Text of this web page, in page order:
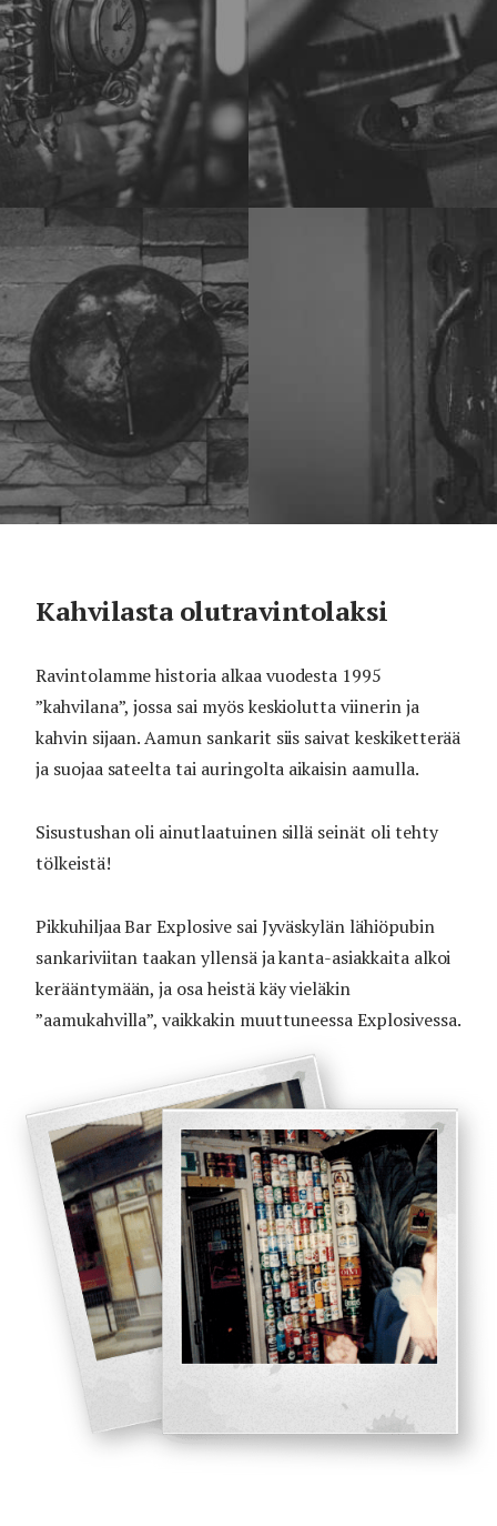
Kahvilasta olutravintolaksi
Ravintolamme historia alkaa vuodesta 1995
”kahvilana”, jossa sai myös keskiolutta viinerin ja
kahvin sijaan. Aamun sankarit siis saivat keskiketterää
ja suojaa sateelta tai auringolta aikaisin aamulla.
Sisustushan oli ainutlaatuinen sillä seinät oli tehty
tölkeistä!
Pikkuhiljaa Bar Explosive sai Jyväskylän lähiöpubin
sankariviitan taakan yllensä ja kanta-asiakkaita alkoi
kerääntymään, ja osa heistä käy vieläkin
”aamukahvilla”, vaikkakin muuttuneessa Explosivessa.